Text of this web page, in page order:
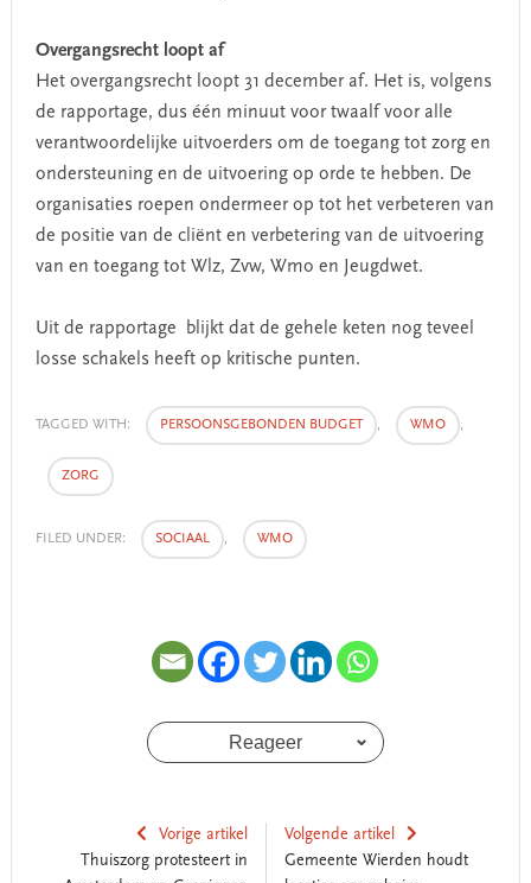
Overgangsrecht loopt af
Het overgangsrecht loopt 31 december af. Het is, volgens
de rapportage, dus één minuut voor twaalf voor alle
verantwoordelijke uitvoerders om de toegang tot zorg en
ondersteuning en de uitvoering op orde te hebben. De
organisaties roepen ondermeer op tot het verbeteren van
de positie van de cliënt en verbetering van de uitvoering
van en toegang tot Wlz, Zvw, Wmo en Jeugdwet.
Uit de rapportage blijkt dat de gehele keten nog teveel
losse schakels heeft op kritische punten.
TAGGED WITH: PERSOONSGEBONDEN BUDGET , WMO ,
ZORG
FILED UNDER: SOCIAAL , WMO
Reageer
Vorige artikel
Thuiszorg protesteert in
Volgende artikel
Gemeente Wierden houdt